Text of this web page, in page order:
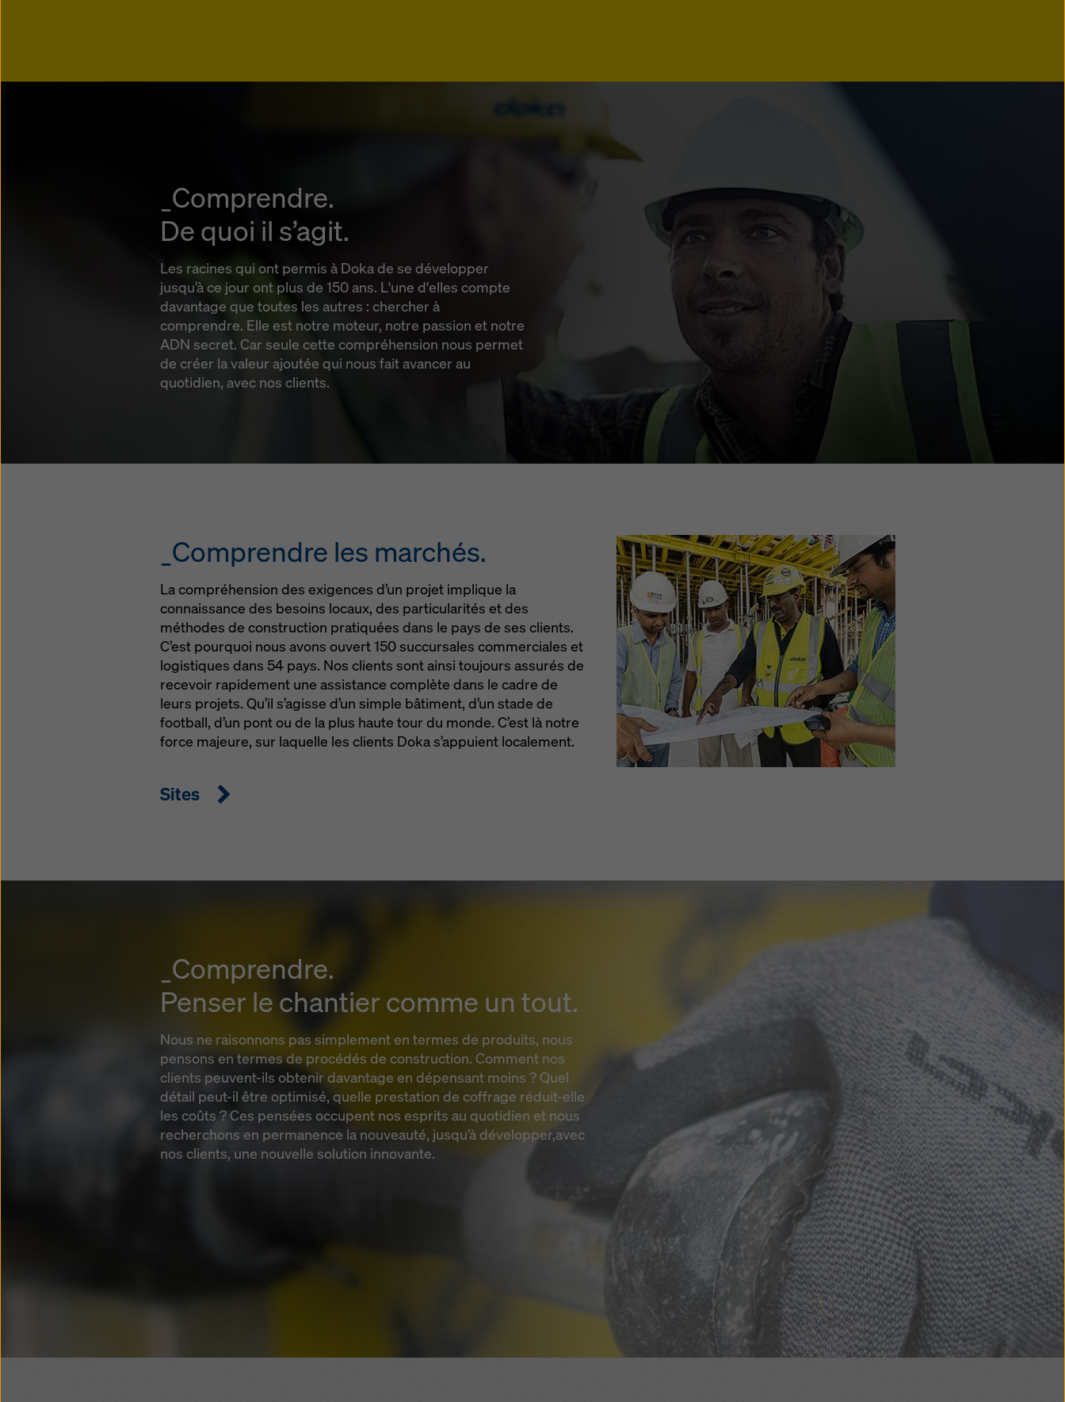
_Comprendre.
De quoi il s’agit.
Les racines qui ont permis à Doka de se développer
jusqu’à ce jour ont plus de 150 ans. L'une d'elles compte
davantage que toutes les autres : chercher à
comprendre. Elle est notre moteur, notre passion et notre
ADN secret. Car seule cette compréhension nous permet
de créer la valeur ajoutée qui nous fait avancer au
quotidien, avec nos clients.
_Comprendre les marchés.
La compréhension des exigences d’un projet implique la
connaissance des besoins locaux, des particularités et des
méthodes de construction pratiquées dans le pays de ses clients.
C’est pourquoi nous avons ouvert 150 succursales commerciales et
logistiques dans 54 pays. Nos clients sont ainsi toujours assurés de
recevoir rapidement une assistance complète dans le cadre de
leurs projets. Qu’il s’agisse d’un simple bâtiment, d’un stade de
football, d’un pont ou de la plus haute tour du monde. C’est là notre
force majeure, sur laquelle les clients Doka s’appuient localement.
Sites
_Comprendre.
Penser le chantier comme un tout.
Nous ne raisonnons pas simplement en termes de produits, nous
pensons en termes de procédés de construction. Comment nos
clients peuvent-ils obtenir davantage en dépensant moins ? Quel
détail peut-il être optimisé, quelle prestation de coffrage réduit-elle
les coûts ? Ces pensées occupent nos esprits au quotidien et nous
recherchons en permanence la nouveauté, jusqu’à développer,avec
nos clients, une nouvelle solution innovante.